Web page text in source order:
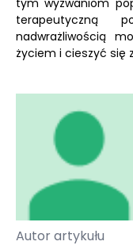
tym wyzwaniom
terapeutyczną
nadwrażliwością
życiem i cieszyć się
Autor artykułu